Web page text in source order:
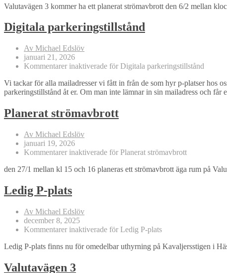
Valutavägen 3 kommer ha ett planerat strömavbrott den 6/2 mellan
Digitala parkeringstillstånd
Av Michael Edslöv
januari 21, 2026
Kommentarer inaktiverade för Digitala parkeringstillstånd
Vi tackar för alla mailadresser vi fått in från de som hyr p-platser hos
parkeringstillstånd åt er. Om man inte lämnar in sin mailadress och
Planerat strömavbrott
Av Michael Edslöv
januari 19, 2026
Kommentarer inaktiverade för Planerat strömavbrott
den 27/1 mellan kl 15 och 16 planeras ett strömavbrott äga rum på
Ledig P-plats
Av Michael Edslöv
december 8, 2025
Kommentarer inaktiverade för Ledig P-plats
Ledig P-plats finns nu för omedelbar uthyrning på Kavaljersstigen i
Valutavägen 3